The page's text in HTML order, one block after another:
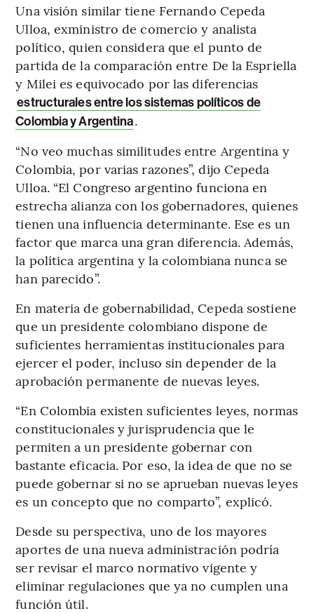
Una visión similar tiene Fernando Cepeda
Ulloa, exministro de comercio y analista
político, quien considera que el punto de
partida de la comparación entre De la Espriella
y Milei es equivocado por las diferencias
estructurales entre los sistemas políticos de
Colombia y Argentina.
“No veo muchas similitudes entre Argentina y
Colombia, por varias razones”, dijo Cepeda
Ulloa. “El Congreso argentino funciona en
estrecha alianza con los gobernadores, quienes
tienen una influencia determinante. Ese es un
factor que marca una gran diferencia. Además,
la política argentina y la colombiana nunca se
han parecido”.
En materia de gobernabilidad, Cepeda sostiene
que un presidente colombiano dispone de
suficientes herramientas institucionales para
ejercer el poder, incluso sin depender de la
aprobación permanente de nuevas leyes.
“En Colombia existen suficientes leyes, normas
constitucionales y jurisprudencia que le
permiten a un presidente gobernar con
bastante eficacia. Por eso, la idea de que no se
puede gobernar si no se aprueban nuevas leyes
es un concepto que no comparto”, explicó.
Desde su perspectiva, uno de los mayores
aportes de una nueva administración podría
ser revisar el marco normativo vigente y
eliminar regulaciones que ya no cumplen una
función útil.